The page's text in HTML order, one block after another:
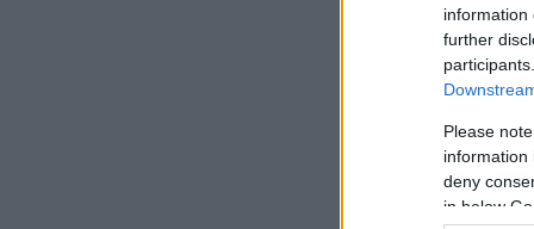
information
further
Please
information
deny
in below